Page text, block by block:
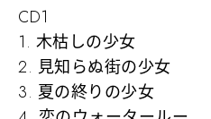
CD1
1. 木枯しの少女
2. 見知らぬ街の少女
3. 夏の終りの少女